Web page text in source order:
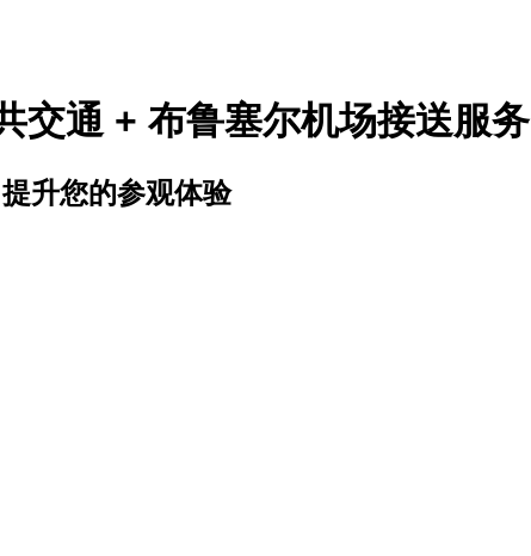
交通 + 布鲁塞尔机场接送服务
升您的参观体验